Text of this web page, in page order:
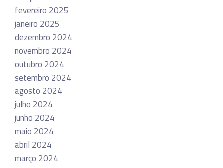
fevereiro 2025
janeiro 2025
dezembro 2024
novembro 2024
outubro 2024
setembro 2024
agosto 2024
julho 2024
junho 2024
maio 2024
abril 2024
março 2024